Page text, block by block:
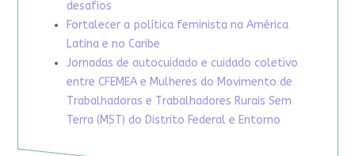
desafios
Fortalecer a política feminista na América
Latina e no Caribe
Jornadas de autocuidado e cuidado coletivo
entre CFEMEA e Mulheres do Movimento de
Trabalhadoras e Trabalhadores Rurais Sem
Terra (MST) do Distrito Federal e Entorno